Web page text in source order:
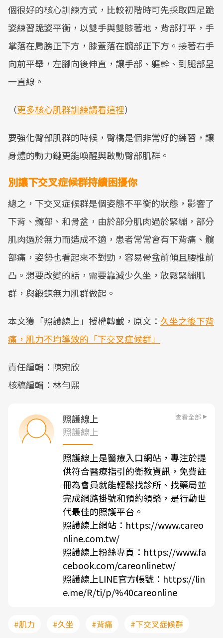
個很好的核心訓練方式，比較初階時可先採取四足跪
姿練習跪姿平衡，以雙手與雙膝著地，背部打平，手
掌落在肩膀正下方，膝蓋落在髖部正下方。接著右手
向前平舉，左腳向後伸直，讓手部、軀幹、到腿部呈
一直線。
（更多核心肌群訓練請看這裡）
要強化臀部肌群的時候，臀橋是個非常好的練習，讓
身體的動力鏈更能喚醒與啟動臀部肌群。
別讓下交叉症候群持續困擾你
總之，下交叉症候群是個姿態不平衡的狀態，影響了
下背、髖部、和骨盆，由於部分肌肉過於緊繃，部分
肌肉過於無力而造成不適，患者常常會有下背痛、髖
部痛，姿勢也看起來不對勁，容易骨盆前傾且腰椎前
凸。想要改變的話，需要靠減少久坐，放鬆緊繃肌
群，與鍛鍊無力肌群做起。
本文獲「照護線上」授權轉載，原文： 久坐之後下背
痛，肌力不均導致的「下交叉症候群」
責任編輯：陳宛欣
核稿編輯：林勻熙
照護線上 查看全部
照護線上
照護線上是醫療入口網站，專注於提
供符合醫療指引的衛教資訊，免費註
冊為會員就能輕鬆找診所、找藥局並
完成網路掛號和預約領藥，是行動世
代最佳的照護平台。
照護線上網站： https://www.careo
nline.com.tw/
照護線上粉絲專頁： https://www.fa
cebook.com/careonlinetw/
照護線上LINE官方帳號： https://lin
e.me/R/ti/p/%40careonline
#肌力 #久坐 #背痛 #下交叉症候群